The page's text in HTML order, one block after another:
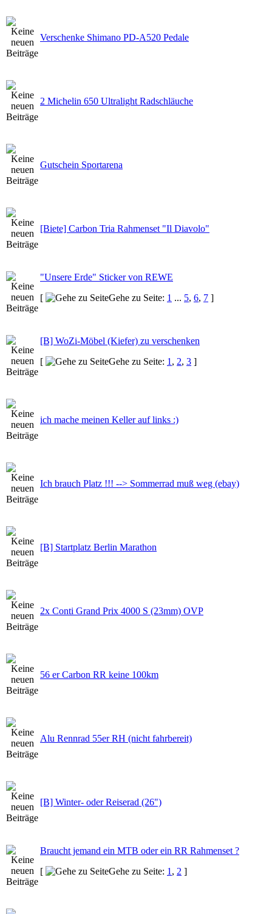
Verschenke Shimano PD-A520 Pedale
2 Michelin 650 Ultralight Radschläuche
Gutschein Sportarena
[Biete] Carbon Tria Rahmenset "Il Diavolo"
"Unsere Erde" Sticker von REWE
[
Gehe zu Seite: 1 ... 5, 6, 7 ]
[B] WoZi-Möbel (Kiefer) zu verschenken
[
Gehe zu Seite: 1 , 2, 3 ]
ich mache meinen Keller auf links :)
Ich brauch Platz !!! --> Sommerrad muß weg (ebay)
[B] Startplatz Berlin Marathon
2x Conti Grand Prix 4000 S (23mm) OVP
56 er Carbon RR keine 100km
Alu Rennrad 55er RH (nicht fahrbereit)
[B] Winter- oder Reiserad (26")
Braucht jemand ein MTB oder ein RR Rahmenset ?
[
Gehe zu Seite: 1 , 2 ]